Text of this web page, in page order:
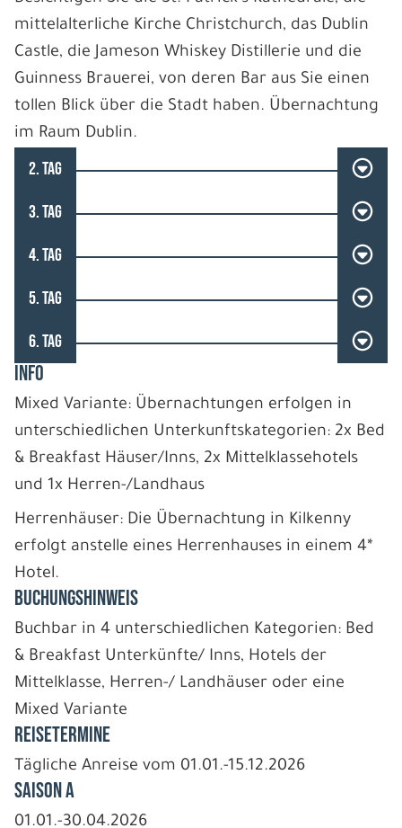
mittelalterliche Kirche Christchurch, das Dublin
Castle, die Jameson Whiskey Distillerie und die
Guinness Brauerei, von deren Bar aus Sie einen
tollen Blick über die Stadt haben. Übernachtung
im Raum Dublin.
2. TAG
3. TAG
4. TAG
5. TAG
6. TAG
INFO
Mixed Variante: Übernachtungen erfolgen in
unterschiedlichen Unterkunftskategorien: 2x Bed
& Breakfast Häuser/Inns, 2x Mittelklassehotels
und 1x Herren-/Landhaus
Herrenhäuser: Die Übernachtung in Kilkenny
erfolgt anstelle eines Herrenhauses in einem 4*
Hotel.
BUCHUNGSHINWEIS
Buchbar in 4 unterschiedlichen Kategorien: Bed
& Breakfast Unterkünfte/ Inns, Hotels der
Mittelklasse, Herren-/ Landhäuser oder eine
Mixed Variante
REISETERMINE
Tägliche Anreise vom 01.01.-15.12.2026
Saison A
01.01.-30.04.2026